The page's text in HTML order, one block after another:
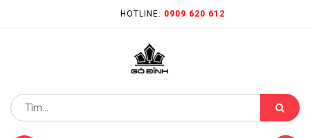
HOTLINE: 0909 620 612